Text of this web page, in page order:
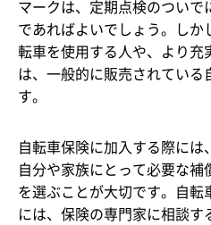
マークは、定期点検のつい
であればよいでしょう。しか
転車を使用する人や、より充
は、一般的に販売されている
す。
自転車保険に加入する際には
自分や家族にとって必要な
を選ぶことが大切です。自
には、保険の専門家に相談